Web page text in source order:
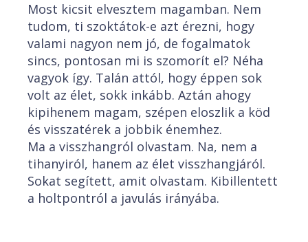
Most kicsit elvesztem magamban. Nem
tudom, ti szoktátok-e azt érezni, hogy
valami nagyon nem jó, de fogalmatok
sincs, pontosan mi is szomorít el? Néha
vagyok így. Talán attól, hogy éppen sok
volt az élet, sokk inkább. Aztán ahogy
kipihenem magam, szépen eloszlik a köd
és visszatérek a jobbik énemhez.
Ma a visszhangról olvastam. Na, nem a
tihanyiról, hanem az élet visszhangjáról.
Sokat segített, amit olvastam. Kibillentett
a holtpontról a javulás irányába.